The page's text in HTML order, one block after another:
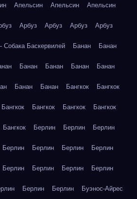
Апельсин Апельсин Апельсин
Арбуз Арбуз Арбуз Арбуз
Баскервилей Банан Банан
Банан Банан Банан Банан
Банан Банан Бангкок Бангкок
Бангкок Бангкок Бангкок Бангкок
Бангкок Берлин Берлин Берлин
Берлин Берлин Берлин Берлин
Берлин Берлин Берлин Берлин
Берлин Берлин Буэнос-Айрес